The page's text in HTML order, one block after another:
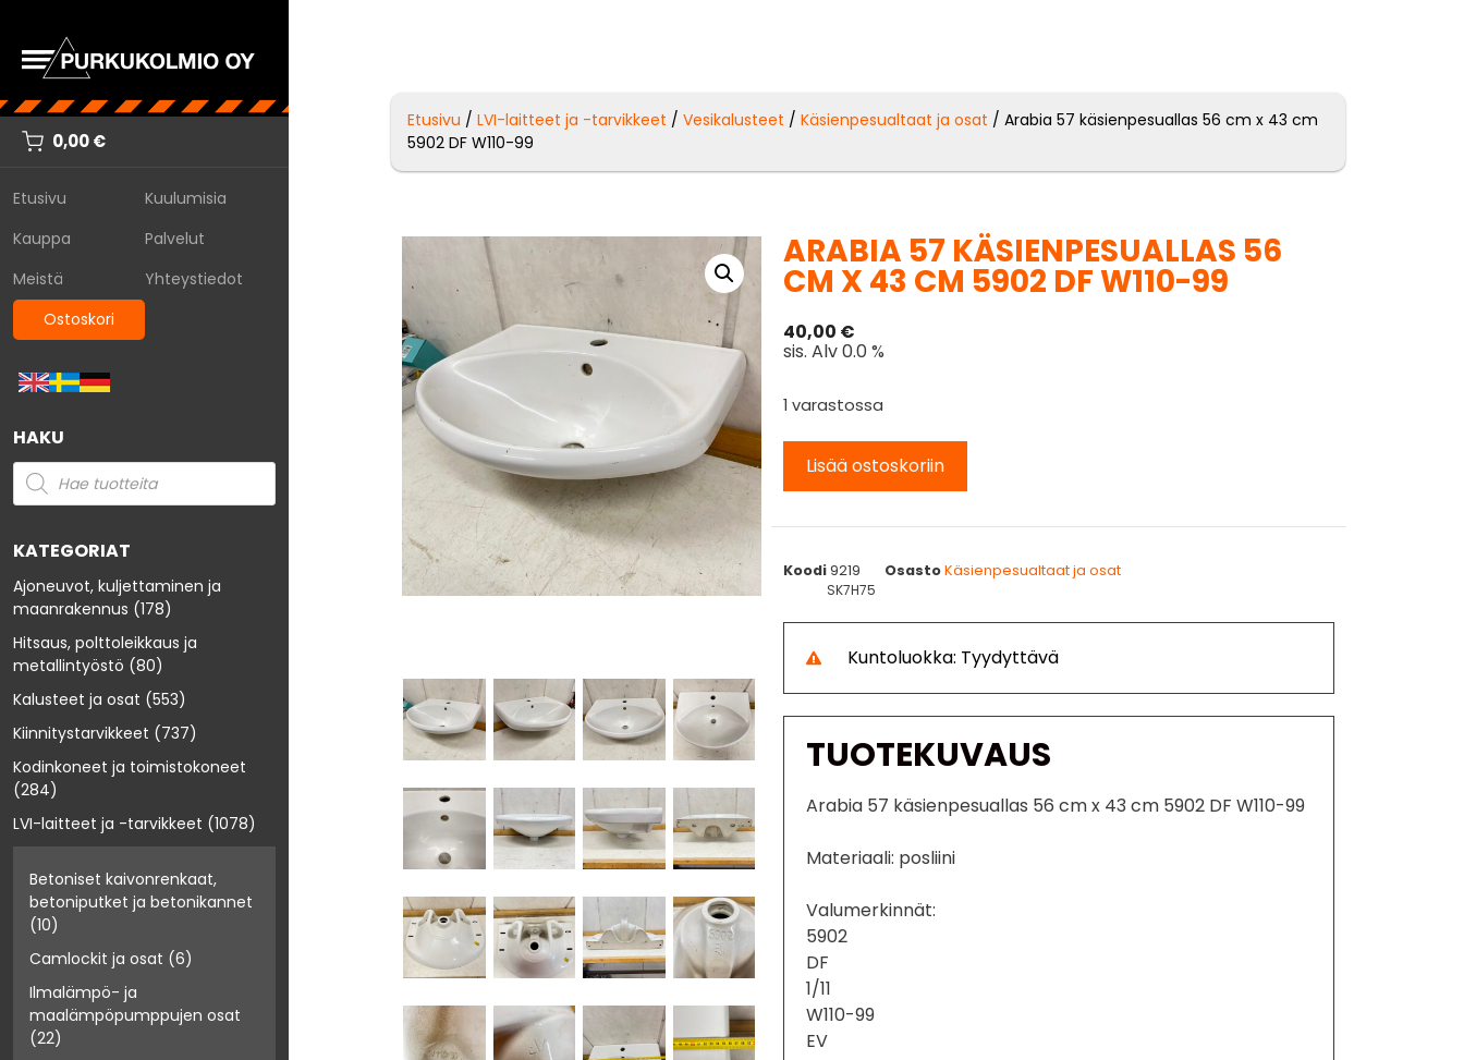
0,00€
Etusivu
Kuulumisia
Kauppa
Palvelut
Meistä
Yhteystiedot
Ostoskori
HAKU
KATEGORIAT
Ajoneuvot, kuljettaminen ja
maanrakennus (178)
Hitsaus, polttoleikkaus ja
metallintyöstö (80)
Kalusteet ja osat (553)
Kiinnitystarvikkeet (737)
Kodinkoneet ja toimistokoneet
(284)
LVI-laitteet ja -tarvikkeet (1078)
Betoniset kaivonrenkaat,
betoniputket ja betonikannet
(10)
Camlockit ja osat (6)
Ilmalämpö- ja
maalämpöpumppujen osat
(22)
Etusivu /LVI-laitteet ja -tarvikkeet /Vesikalusteet /Käsienpesualtaat ja osat / Arabia 57 käsienpesuallas 56 cm x 43 cm
5902 DF W110-99
ARABIA 57 KÄSIENPESUALLAS 56
CM X 43 CM 5902 DF W110-99
40,00 €
sis. Alv 0.0 %
1 varastossa
Lisää ostoskoriin
Koodi9219 Osasto Käsienpesualtaat ja osat
SK7H75
Kuntoluokka: Tyydyttävä
TUOTEKUVAUS
Arabia 57 käsienpesuallas 56 cm x 43 cm 5902 DF W110-99
Materiaali: posliini
Valumerkinnät:
5902
DF
1/11
W110-99
EV